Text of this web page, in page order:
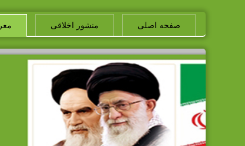
صفحه اصلی منشور اخلاقی